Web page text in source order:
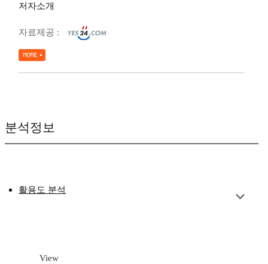
저자소개
자료제공 :
분석정보
활용도 분석
View